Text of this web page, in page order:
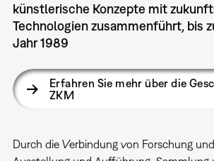
künstlerische Konzepte mit
Technologien zusammenführt, bis
Jahr 1989
Erfahren Sie mehr über die
ZKM
Durch die Verbindung von Forschung